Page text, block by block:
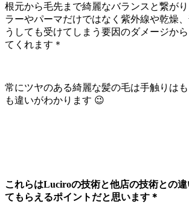
根元から毛先まで綺麗なバランスと繋が
ラーやパーマだけではなく紫外線や乾燥
うしても受けてしまう要因のダメージか
てくれます＊
常にツヤのある綺麗な髪の毛は手触りは
も違いがわかります 😉
これらはLuciroの技術と他店の技術との
てもらえるポイントだと思います＊